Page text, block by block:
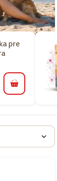
pre
do košíka